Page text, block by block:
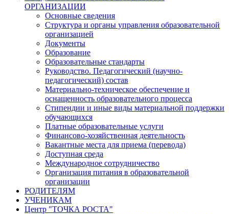
ОРГАНИЗАЦИИ
Основные сведения
Структура и органы управления образовательной
организацией
Документы
Образование
Образовательные стандарты
Руководство. Педагогический (научно-
педагогический) состав
Материально-техническое обеспечение и
оснащенность образовательного процесса
Стипендии и иные виды материальной поддержки
обучающихся
Платные образовательные услуги
Финансово-хозяйственная деятельность
Вакантные места для приема (перевода)
Доступная среда
Международное сотрудничество
Организация питания в образовательной
организации
РОДИТЕЛЯМ
УЧЕНИКАМ
Центр "ТОЧКА РОСТА"